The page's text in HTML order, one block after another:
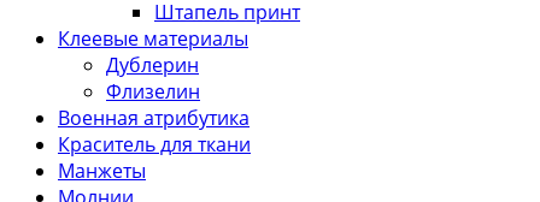
Штапель принт
Клеевые материалы
Дублерин
Флизелин
Военная атрибутика
Краситель для ткани
Манжеты